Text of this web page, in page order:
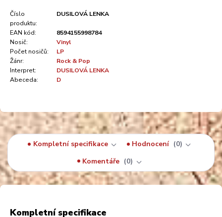
Číslo
produktu:
DUSILOVÁ LENKA
EAN kód:
8594155998784
Nosič:
Vinyl
Počet nosičů:
LP
Žánr:
Rock & Pop
Interpret:
DUSILOVÁ LENKA
Abeceda:
D
Kompletní specifikace Hodnocení
0
Komentáře
0
Kompletní specifikace